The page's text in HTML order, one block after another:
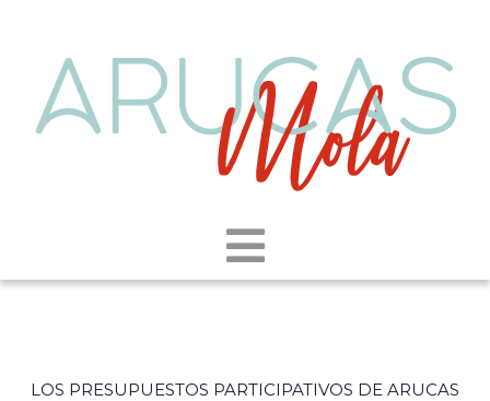
LOS PRESUPUESTOS PARTICIPATIVOS DE ARUCAS